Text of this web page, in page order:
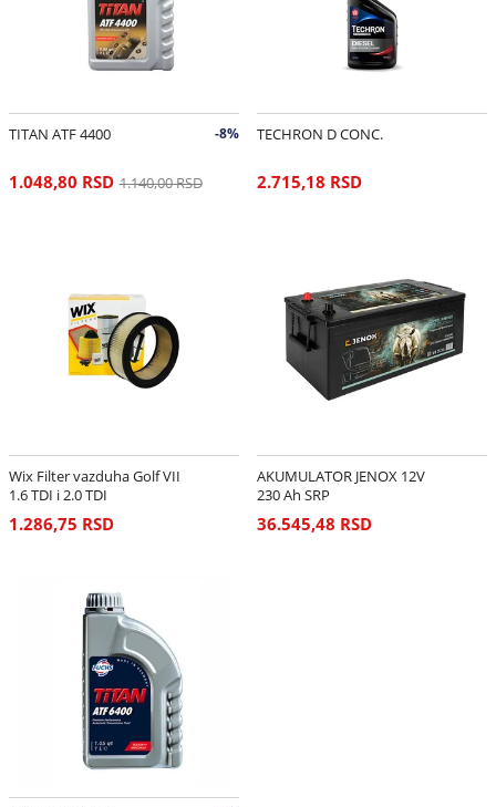
TITAN ATF 4400 -8%
1.048,80 RSD 1.140,00 RSD
TECHRON D CONC.
2.715,18 RSD
Wix Filter vazduha Golf VII
1.6 TDI i 2.0 TDI
1.286,75 RSD
AKUMULATOR JENOX 12V
230 Ah SRP
36.545,48 RSD